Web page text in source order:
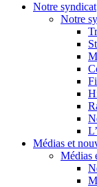
Notre syndicat
Notre
Médias et
Médias